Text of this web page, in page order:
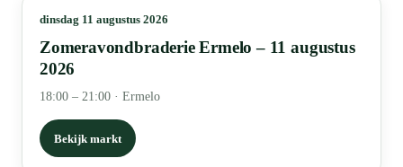
dinsdag 11 augustus 2026
Zomeravondbraderie Ermelo – 11 augustus
2026
18:00 – 21:00 · Ermelo
Bekijk markt